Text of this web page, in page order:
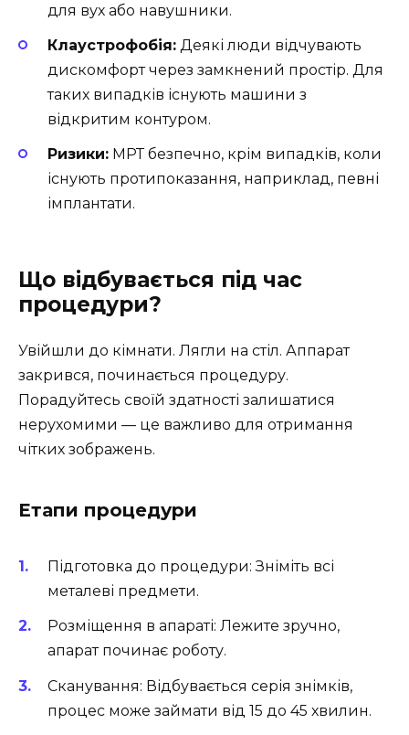
для вух або навушники.
Клаустрофобія: Деякі люди відчувають
дискомфорт через замкнений простір. Для
таких випадків існують машини з
відкритим контуром.
Ризики: МРТ безпечно, крім випадків, коли
існують протипоказання, наприклад, певні
імплантати.
Що відбувається під час
процедури?
Увійшли до кімнати. Лягли на стіл. Аппарат
закрився, починається процедуру.
Порадуйтесь своїй здатності залишатися
нерухомими — це важливо для отримання
чітких зображень.
Етапи процедури
Підготовка до процедури: Зніміть всі
металеві предмети.
Розміщення в апараті: Лежите зручно,
апарат починає роботу.
Сканування: Відбувається серія знімків,
процес може займати від 15 до 45 хвилин.